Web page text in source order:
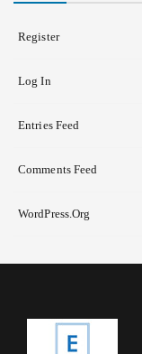
Register
Log In
Entries Feed
Comments Feed
WordPress.org